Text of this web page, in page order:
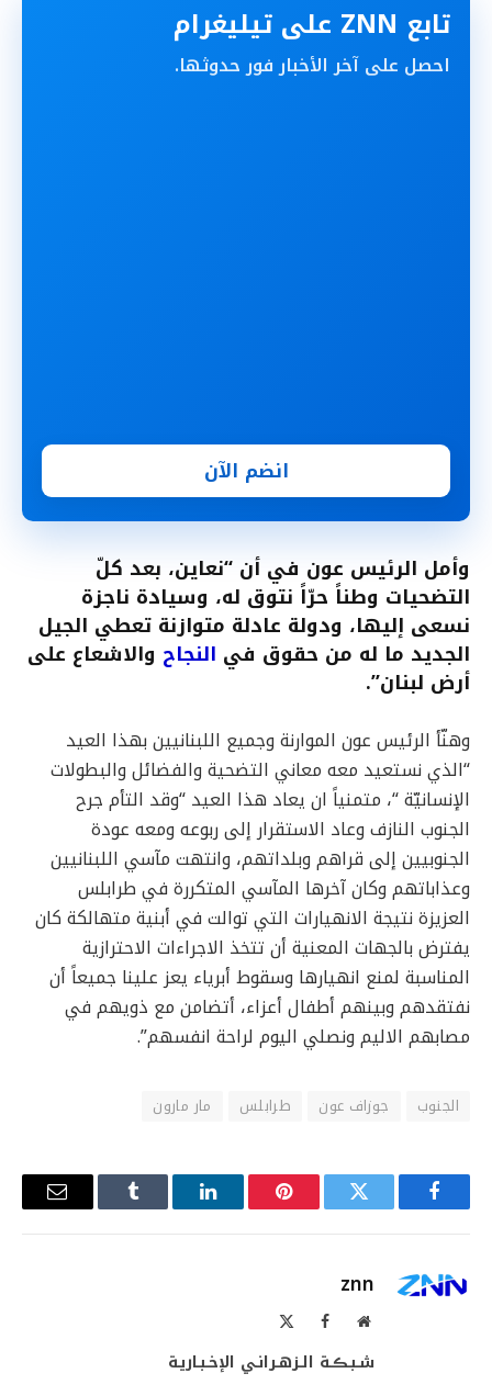
تابع ZNN على تيليغرام
احصل على آخر الأخبار فور حدوثها.
انضم الآن
وأمل الرئيس عون في أن “نعاين، بعد كلّ
التضحيات وطناً حرّاً نتوق له، وسيادة ناجزة
نسعى إليها، ودولة عادلة متوازنة تعطي الجيل
الجديد ما له من حقوق في النجاح والاشعاع على
أرض لبنان”.
وهنّأ الرئيس عون الموارنة وجميع اللبنانيين بهذا العيد
“الذي نستعيد معه معاني التضحية والفضائل والبطولات
الإنسانيّة “، متمنياً ان يعاد هذا العيد “وقد التأم جرح
الجنوب النازف وعاد الاستقرار إلى ربوعه ومعه عودة
الجنوبيين إلى قراهم وبلداتهم، وانتهت مآسي اللبنانيين
وعذاباتهم وكان آخرها المآسي المتكررة في طرابلس
العزيزة نتيجة الانهيارات التي توالت في أبنية متهالكة كان
يفترض بالجهات المعنية أن تتخذ الاجراءات الاحترازية
المناسبة لمنع انهيارها وسقوط أبرياء يعز علينا جميعاً أن
نفتقدهم وبينهم أطفال أعزاء، أتضامن مع ذويهم في
مصابهم الاليم ونصلي اليوم لراحة انفسهم”.
الجنوب جوزاف عون طرابلس مار مارون
فيسبوك تويتر بينتيريستلينكدإن Tumblr
البريد
znn
موقع فيسبوك
شـبـڪـة الـزهـرانـي الإخـبـاريـة